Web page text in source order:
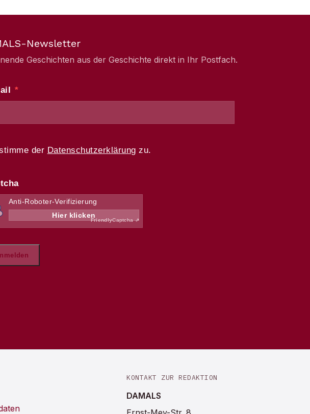
Newsletter
Geschichten aus der Geschichte direkt in Ihr Postfach.
KONTAKT ZUR REDAKTION
DAMALS